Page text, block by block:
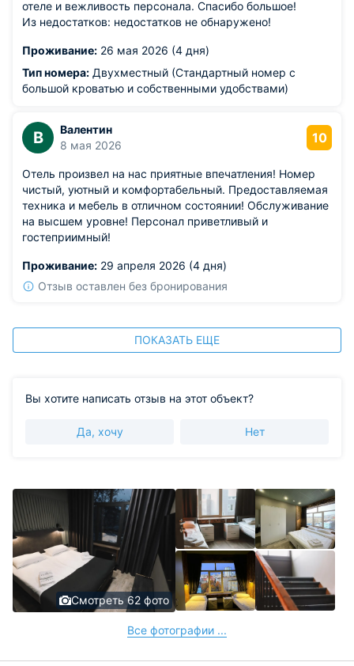
отеле и вежливость персонала. Спасибо большое!
Из недостатков: недостатков не обнаружено!
Проживание: 26 мая 2026 (4 дня)
Тип номера: Двухместный (Стандартный номер с
большой кроватью и собственными удобствами)
В
Валентин
8 мая 2026
10
Отель произвел на нас приятные впечатления! Номер
чистый, уютный и комфортабельный. Предоставляемая
техника и мебель в отличном состоянии! Обслуживание
на высшем уровне! Персонал приветливый и
гостеприимный!
Проживание: 29 апреля 2026 (4 дня)
Отзыв оставлен без бронирования
ПОКАЗАТЬ ЕЩЕ
Вы хотите написать отзыв на этот объект?
Да, хочу Нет
Смотреть 62 фото
Все фотографии ...